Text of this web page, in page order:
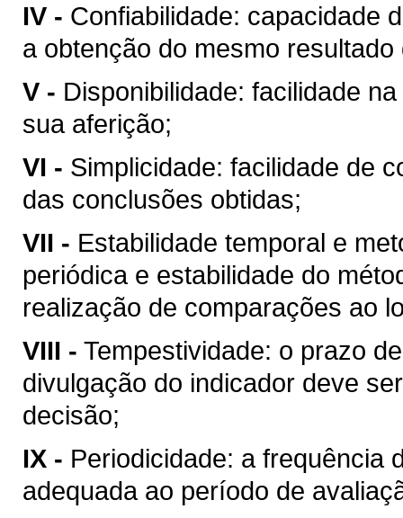
IV - Confiabilidade: capacidade
a obtenção do mesmo
V - Disponibilidade: facilidade
sua aferição;
VI - Simplicidade: facilidade de
das conclusões obtidas;
VII - Estabilidade temporal e
periódica e estabilidade do
realização de comparações ao
VIII - Tempestividade: o prazo
divulgação do indicador deve
decisão;
IX - Periodicidade: a frequência
adequada ao período de